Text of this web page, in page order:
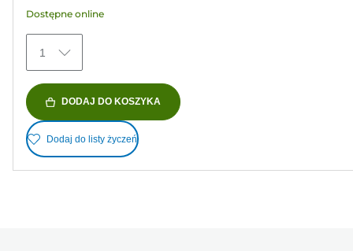
152
Recenzji
Dostępne online
1
DODAJ DO KOSZYKA
Dodaj do listy życzeń